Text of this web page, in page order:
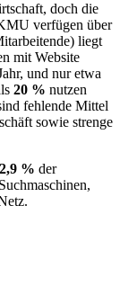
doch die
verfügen über
liegt
mit Website
und nur etwa
20 % nutzen
fehlende Mittel
sowie strenge
% der